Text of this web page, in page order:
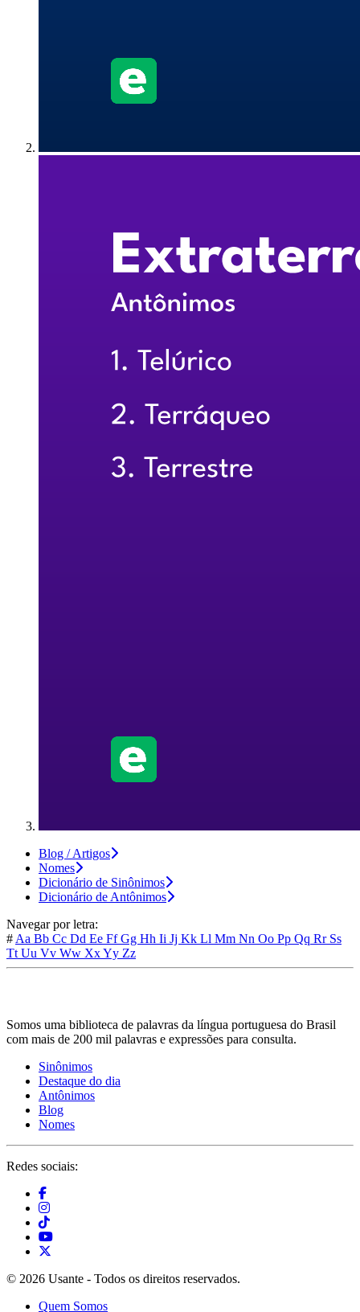
Blog / Artigos
Nomes
Dicionário de Sinônimos
Dicionário de Antônimos
Navegar por letra:
# Aa Bb Cc Dd Ee FfGg Hh Ii Jj Kk Ll Mm Nn Oo Pp Qq Rr Ss
Tt Uu Vv Ww XxYy Zz
Somos uma biblioteca de palavras da língua portuguesa do Brasil
com mais de 200 mil palavras e expressões para consulta.
Sinônimos
Destaque do dia
Antônimos
Blog
Nomes
Redes sociais:
© 2026 Usante - Todos os direitos reservados.
Quem Somos